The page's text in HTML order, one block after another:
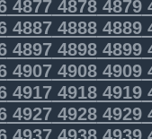
487748784879
488748884889
489748984899
490749084909
491749184919
492749284929